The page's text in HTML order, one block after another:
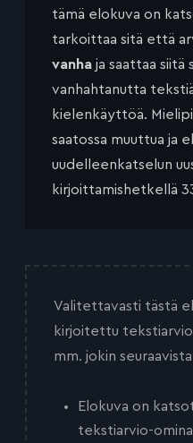
tämä elokuva on
tarkoittaa sitä että
vanha ja saattaa siitä
vanhahtanutta
kielenkäyttöä.
saatossa muuttua ja
uudelleenkatselun
kirjoittamishetkellä
Valitettavasti tästä
kirjoitettu
mm. jokin
Elokuva on
tekstiarvio-